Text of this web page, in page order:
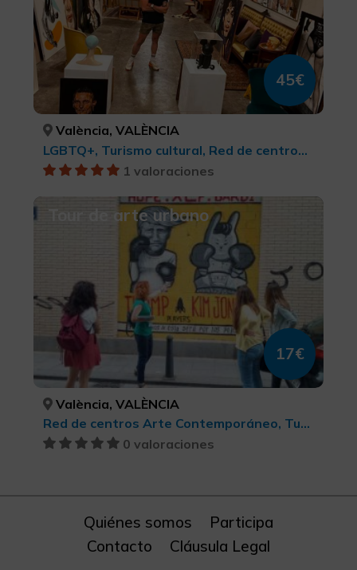
45€
València, VALÈNCIA
LGBTQ+, Turismo cultural, Red de centros Arte Contemporáneo, Arte contemporáneo, Ciudades, Turismo cultural
1 valoraciones
Tour de arte urbano
17€
València, VALÈNCIA
Red de centros Arte Contemporáneo, Turismo cultural
0 valoraciones
Quiénes somos
Participa
Contacto
Cláusula Legal